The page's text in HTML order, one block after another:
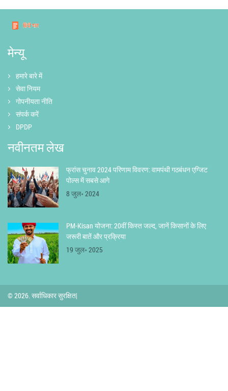
मेन्यू
हमारे बारे में
सेवा नियम
गोपनीयता नीति
संपर्क करें
DPDP
नवीनतम लेख
फ्रांस चुनाव 2024 परिणाम विवरण: वामपंथी गठबंधन एग्जिट
पोल्स में सबसे आगे
8 जुल॰ 2024
PM-Kisan योजना: 20वीं किस्त जल्द, जानें किसानों के लिए
जरूरी बातें और प्रक्रिया
19 जुल॰ 2025
© 2026. सर्वाधिकार सुरक्षित|